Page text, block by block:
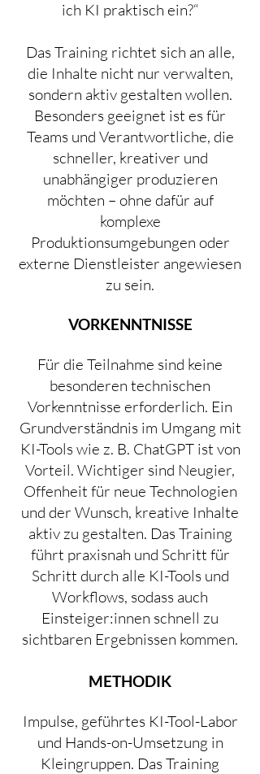
ich KI praktisch ein?“
Das Training richtet sich an alle,
die Inhalte nicht nur verwalten,
sondern aktiv gestalten wollen.
Besonders geeignet ist es für
Teams und Verantwortliche, die
schneller, kreativer und
unabhängiger produzieren
möchten – ohne dafür auf
komplexe
Produktionsumgebungen oder
externe Dienstleister angewiesen
zu sein.
VORKENNTNISSE
Für die Teilnahme sind keine
besonderen technischen
Vorkenntnisse erforderlich. Ein
Grundverständnis im Umgang mit
KI-Tools wie z. B. ChatGPT ist von
Vorteil. Wichtiger sind Neugier,
Offenheit für neue Technologien
und der Wunsch, kreative Inhalte
aktiv zu gestalten. Das Training
führt praxisnah und Schritt für
Schritt durch alle KI-Tools und
Workflows, sodass auch
Einsteiger:innen schnell zu
sichtbaren Ergebnissen kommen.
METHODIK
Impulse, geführtes KI-Tool-Labor
und Hands-on-Umsetzung in
Kleingruppen. Das Training